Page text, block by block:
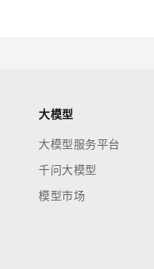
大模型
大模型服务平台
千问大模型
模型市场